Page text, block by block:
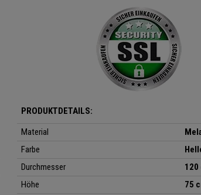
PRODUKTDETAILS:
Material
Farbe
Durchmesser
120
Höhe
75